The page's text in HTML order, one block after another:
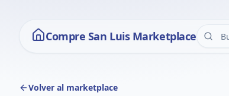
Compre San Luis Marketplace
Volver al marketplace